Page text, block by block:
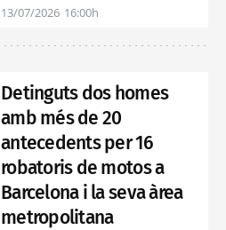
13/07/2026 16:00h
Detinguts dos homes
amb més de 20
antecedents per 16
robatoris de motos a
Barcelona i la seva àrea
metropolitana